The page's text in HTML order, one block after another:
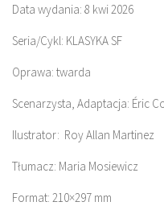
Data wydania: 8 kwi 2026
Seria/Cykl: KLASYKA SF
Oprawa: twarda
Scenarzysta, Adaptacja: Éric
Ilustrator: Roy Allan Martinez
Tłumacz: Maria Mosiewicz
Format: 210×297 mm